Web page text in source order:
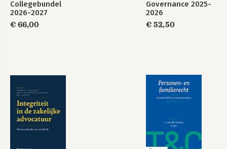
Collegebundel
2026-2027
€ 66,00
Governance 2025-
2026
€ 52,50